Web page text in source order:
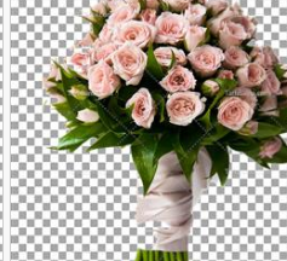
عکس گلبرگ قرمز
251